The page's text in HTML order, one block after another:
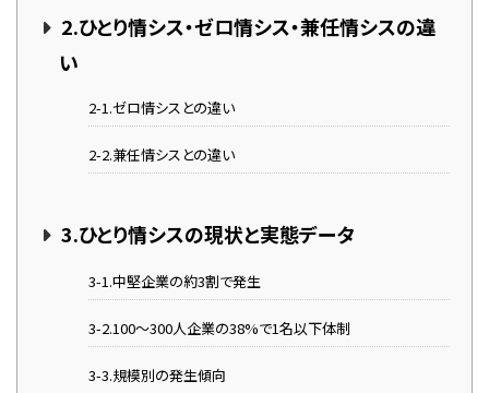
2.ひとり情シス・ゼロ情シス・兼任情シスの違
い
2-1.ゼロ情シスとの違い
2-2.兼任情シスとの違い
3.ひとり情シスの現状と実態データ
3-1.中堅企業の約3割で発生
3-2.100〜300人企業の38%で1名以下体制
3-3.規模別の発生傾向